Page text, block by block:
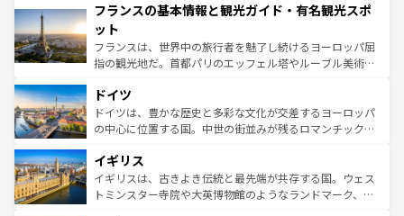
ませてくれるイタリアで、忘れられない旅をしてみよう！
なお、新着のイタリア情報は
しい。
文化が根付くこの国では、情熱的なフラメンコ、熱気あふ
れる闘牛、そして美味しいタパスが生活の一部となってい
る。首都マドリードの洗練された雰囲気や、バルセロナの
アートに溢れた街角から、地方では古代ローマ遺跡や中世
せる。地方によって風土や気候が異なるスペインはその個
性で訪れる人を魅了する。 なお、新着のスペイン情報は コ
ンテンツ一覧を参照してほしい。
フランスの基本情報と観光ガイド・有名観光スポ
ット
フランスは、世界中の旅行者を魅了し続けるヨーロッパ屈
指の観光地だ。首都パリのエッフェル塔やルーブル美術館
で、幅広い魅力が詰まっている。華麗な宮殿、歴史的な大
聖堂、美しいビーチ、そして豊かな自然が、訪れる者を心
から魅了する。また、フランスは美食の国としても知ら
いる。シャンパンの発祥地であるランス、プロヴァンスの
香り高いラベンダー畑など、多彩な楽しみ方が可能だ。さ
らに、パリ以外の地域にも魅力が溢れており、どの街角に
ドイツ
ドイツは、豊かな歴史と多彩な文化が交差するヨーロッパ
の中心に位置する国。中世の街並みが残るロマンチック街
顔を持つこの国は、どこを歩いても飽きることがない。ベ
ルリンの文化的活気、バイエルン州のアルプスの絶景、そ
してライン川沿いのワイン畑といった風景は必見。ビール
イギリス
イギリスは、古きよき伝統と最先端が共存する国。ウェス
トミンスター寺院や大英博物館のようなランドマーク、歴